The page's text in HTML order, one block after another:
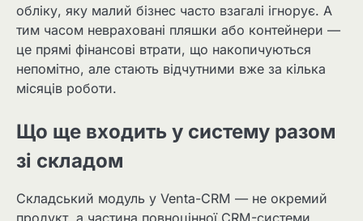
обліку, яку малий бізнес часто взагалі ігнорує. А
тим часом невраховані пляшки або контейнери —
це прямі фінансові втрати, що накопичуються
непомітно, але стають відчутними вже за кілька
місяців роботи.
Що ще входить у систему разом
зі складом
Складський модуль у Venta-CRM — не окремий